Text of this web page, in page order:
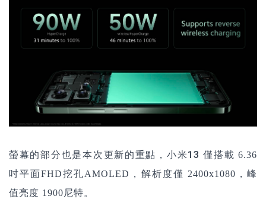
螢幕的部分也是本次更新的重點，小米13 僅搭載 6.36
吋平面FHD挖孔AMOLED ， 解析度僅 2400x1080，峰
值亮度 1900尼特。